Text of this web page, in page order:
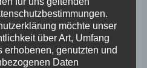
möchte unser
über Art, Umfang
erhobenen, genutzten und
Daten